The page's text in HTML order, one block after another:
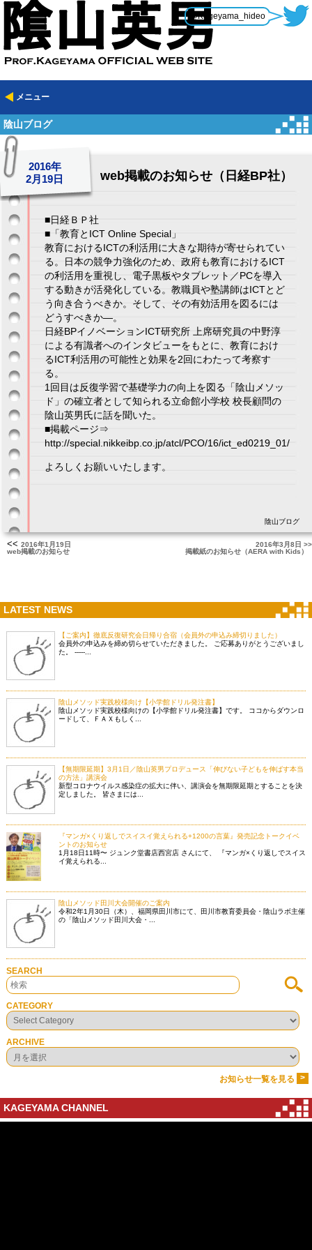
@Kageyama_hideo
メニュー
陰山ブログ
web掲載のお知らせ（日経BP社）
2016年
2月19日
■日経ＢＰ社
■「教育とICT Online Special」
教育におけるICTの利活用に大きな期待が寄せられてい
る。日本の競争力強化のため、政府も教育におけるICT
の利活用を重視し、電子黒板やタブレット／PCを導入
する動きが活発化している。教職員や塾講師はICTとど
う向き合うべきか。そして、その有効活用を図るには
どうすべきか―。
日経BPイノベーションICT研究所 上席研究員の中野淳
による有識者へのインタビューをもとに、教育におけ
るICT利活用の可能性と効果を2回にわたって考察す
る。
1回目は反復学習で基礎学力の向上を図る「陰山メソッ
ド」の確立者として知られる立命館小学校 校長顧問の
陰山英男氏に話を聞いた。
■掲載ページ⇒
http://special.nikkeibp.co.jp/atcl/PCO/16/ict_ed0219_01/
よろしくお願いいたします。
陰山ブログ
<< 2016年1月19日
web掲載のお知らせ
2016年3月8日 >>
掲載紙のお知らせ（AERA with Kids）
LATEST NEWS
【ご案内】徹底反復研究会日帰り合宿（会員外の申込み締切りました）
会員外の申込みを締め切らせていただきました。 ご応募ありがとうございまし
た。 -----...
陰山メソッド実践校様向け【小学館ドリル発注書】
陰山メソッド実践校様向けの【小学館ドリル発注書】です。 ココからダウンロ
ードして、ＦＡＸもしく...
【無期限延期】3月1日／陰山英男プロデュース「伸びない子どもを伸ばす本当
の方法」講演会
新型コロナウイルス感染症の拡大に伴い、講演会を無期限延期とすることを決
定しました。 皆さまには...
『マンガ×くり返しでスイスイ覚えられる+1200の言葉』発売記念トークイベ
ントのお知らせ
1月18日11時〜 ジュンク堂書店西宮店 さんにて、 『マンガ×くり返しでスイス
イ覚えられる...
陰山メソッド田川大会開催のご案内
令和2年1月30日（木）、福岡県田川市にて、田川市教育委員会・陰山ラボ主催
の「陰山メソッド田川大会・...
SEARCH
CATEGORY
ARCHIVE
お知らせ一覧を見る >
KAGEYAMA CHANNEL